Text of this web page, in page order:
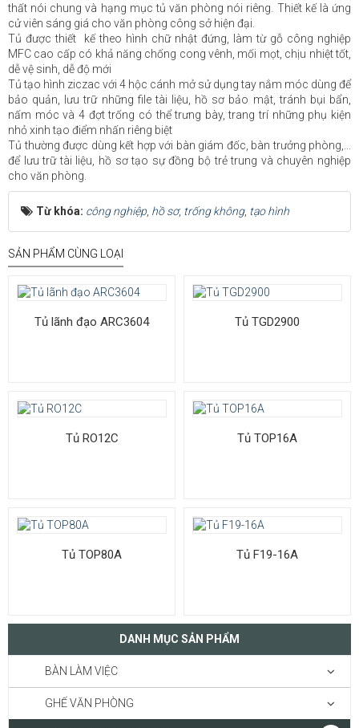
thất nói chung và hạng mục tủ văn phòng nói riêng. Thiết kế là ứng
cử viên sáng giá cho văn phòng công sở hiện đại.
Tủ được thiết kế theo hình chữ nhật đứng, làm từ gỗ công nghiệp
MFC cao cấp có khả năng chống cong vênh, mối mọt, chịu nhiệt tốt,
dễ vệ sinh, dễ độ mới
Tủ tạo hình ziczac với 4 hộc cánh mở sử dụng tay nắm móc dùng để
bảo quản, lưu trữ những file tài liệu, hồ sơ bảo mật, tránh bụi bẩn,
nấm móc và 4 đợt trống có thể trưng bày, trang trí những phụ kiện
nhỏ xinh tạo điểm nhấn riêng biệt
Tủ thường được dùng kết hợp với bàn giám đốc, bàn trưởng phòng,...
để lưu trữ tài liệu, hồ sơ tạo sự đồng bộ trẻ trung và chuyên nghiệp
cho văn phòng.
Từ khóa: công nghiệp hồ sơ, trống không, tạo hình
SẢN PHẨM CÙNG LOẠI
Tủ lãnh đạo ARC3604 Tủ TGD2900
Tủ RO12C Tủ TOP16A
Tủ TOP80A Tủ F19-16A
DANH MỤC SẢN PHẨM
BÀN LÀM VIỆC
GHẾ VĂN PHÒNG